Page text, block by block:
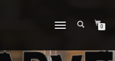
NAVIGASI
0